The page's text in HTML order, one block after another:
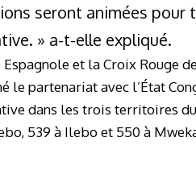
seront animées pour
» a-t-elle expliqué.
et la Croix Rouge
le partenariat avec l’État
dans les trois territoires
539 à Ilebo et 550 à